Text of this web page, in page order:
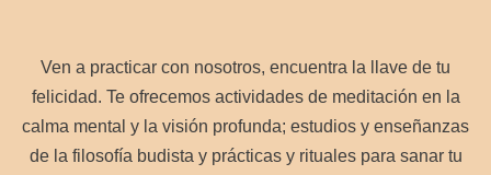
Ven a practicar con nosotros, encuentra la llave de tu
felicidad. Te ofrecemos actividades de meditación en la
calma mental y la visión profunda; estudios y enseñanzas
de la filosofía budista y prácticas y rituales para sanar tu